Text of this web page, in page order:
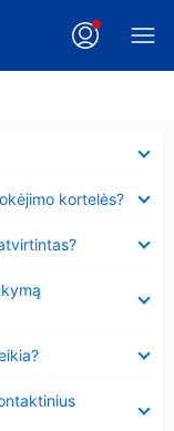
kortelės?